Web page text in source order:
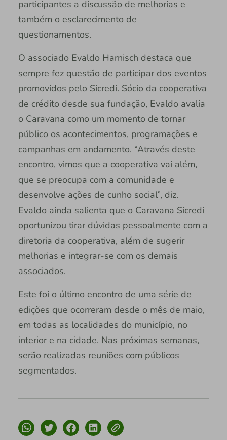
participantes a discussão de melhorias e
também o esclarecimento de
questionamentos.
O associado Evaldo Harnisch destaca que
sempre fez questão de participar dos eventos
promovidos pelo Sicredi. Sócio da cooperativa
de crédito desde sua fundação, Evaldo avalia
o Caravana como um momento de tornar
público os acontecimentos, programações e
campanhas em andamento. “Através deste
encontro, vimos que a cooperativa vai além,
que se preocupa com a comunidade e
desenvolve ações de cunho social”, diz.
Evaldo ainda salienta que o Caravana Sicredi
oportunizou tirar dúvidas pessoalmente com a
diretoria da cooperativa, além de sugerir
melhorias e integrar-se com os demais
associados.
Este foi o último encontro de uma série de
edições que ocorreram desde o mês de maio,
em todas as localidades do município, no
interior e na cidade. Nas próximas semanas,
serão realizadas reuniões com públicos
segmentados.